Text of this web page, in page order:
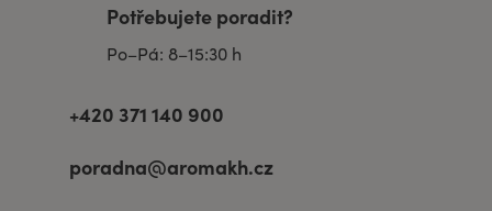
Potřebujete poradit?
Po–Pá: 8–15:30 h
+420 371 140 900
poradna@aromakh.cz